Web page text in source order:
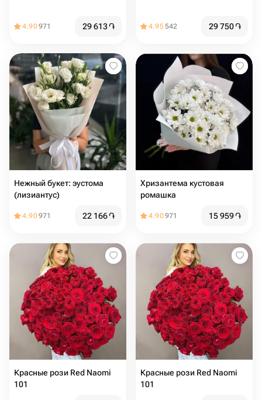
4.90971 29 613֏ 4.95542 29 750֏
Нежный букет: эустома
(лизиантус)
4.90971 22 166֏
Хризантема кустовая
ромашка
4.90971 15 959֏
Красные рози Red Naomi
101
Красные рози Red Naomi
101